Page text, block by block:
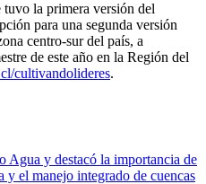
la primera versión del
para una segunda versión
centro-sur del país, a
de este año en la Región del
cultivandolideres.
y destacó la importancia de
el manejo integrado de cuencas